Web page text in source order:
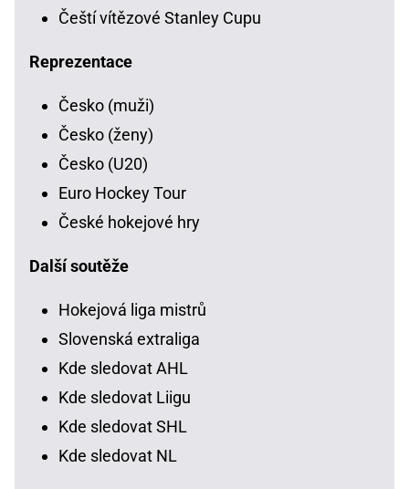
Čeští vítězové Stanley Cupu
Reprezentace
Česko (muži)
Česko (ženy)
Česko (U20)
Euro Hockey Tour
České hokejové hry
Další soutěže
Hokejová liga mistrů
Slovenská extraliga
Kde sledovat AHL
Kde sledovat Liigu
Kde sledovat SHL
Kde sledovat NL